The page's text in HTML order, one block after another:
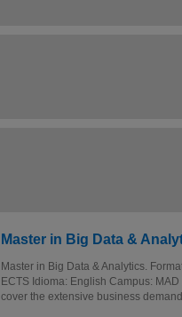
Master in Big Data &
Master in Big Data & Analytics.
ECTS Idioma: English Campus:
cover the extensive business